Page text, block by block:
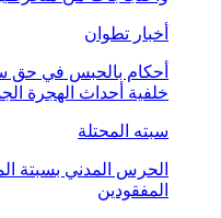
أخبار تطوان
أحكام بالحبس في حق
خلفية أحداث الهجرة
سبته المحتلة
الحرس المدني بسبتة
المفقودين